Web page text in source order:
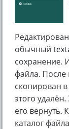
обычный
сохранение.
файла. После
скопирован в
этого
его вернуть.
каталог